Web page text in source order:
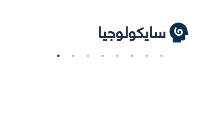
سايكولوجيا